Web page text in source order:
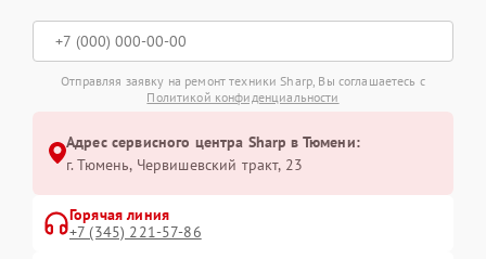
Отправляя заявку на ремонт техники Sharp, Вы соглашаетесь с
Политикой конфиденциальности
Адрес сервисного центра Sharp в Тюмени:
г. Тюмень, ​Червишевский тракт, 23
Горячая линия
+7 (345) 221-57-86